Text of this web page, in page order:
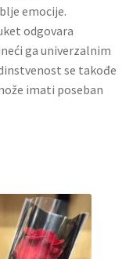
emocije.
odgovara
ga univerzalnim
se takođe
imati poseban